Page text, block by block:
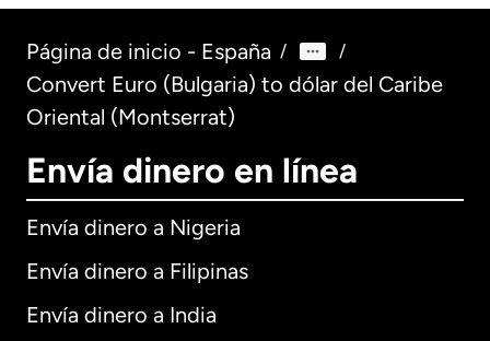
Página de inicio - España / /
Convert Euro (Bulgaria) to dólar del Caribe
Oriental (Montserrat)
Envía dinero en línea
Envía dinero a Nigeria
Envía dinero a Filipinas
Envía dinero a India